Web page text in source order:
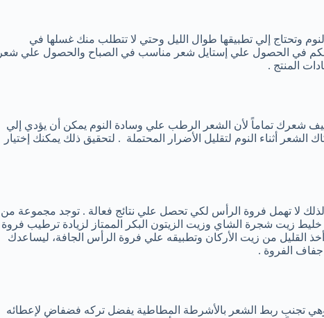
وتحتاج إلي تطبيقها طوال الليل وحتي لا تتطلب منك غسلها في
في الحصول علي إستايل شعر مناسب في الصباح والحصول علي شعر
المنتج .
شعرك تماماً لأن الشعر الرطب علي وسادة النوم يمكن أن يؤدي إلي
أثناء النوم لتقليل الأضرار المحتملة . لتحقيق ذلك يمكنك إختيار
لذلك لا تهمل فروة الرأس لكي تحصل علي نتائج فعالة . توجد مجموعة من
خليط زيت شجرة الشاي وزيت الزيتون البكر الممتاز لزيادة ترطيب فروة
القليل من زيت الأركان وتطبيقه علي فروة الرأس الجافة، ليساعدك
الفروة .
تجنب ربط الشعر بالأشرطة المطاطية يفضل تركه فضفاض لإعطائه